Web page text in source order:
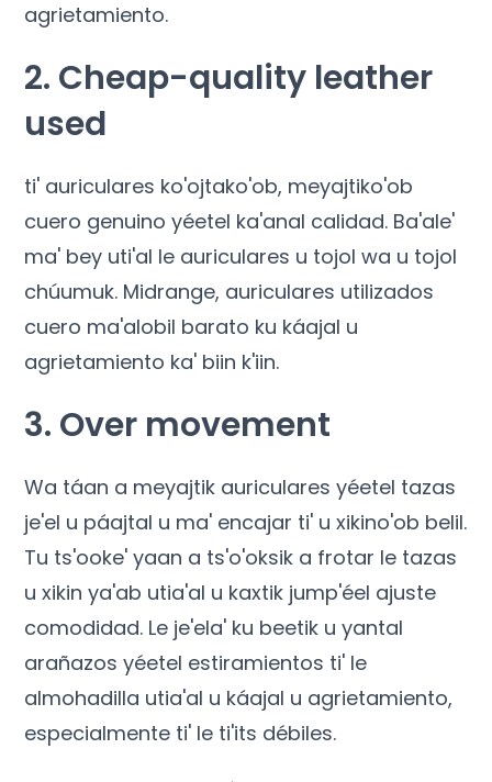
agrietamiento.
2. Cheap-quality leather
used
ti' auriculares ko'ojtako'ob, meyajtiko'ob
cuero genuino yéetel ka'anal calidad. Ba'ale'
ma' bey uti'al le auriculares u tojol wa u tojol
chúumuk. Midrange, auriculares utilizados
cuero ma'alobil barato ku káajal u
agrietamiento ka' biin k'iin.
3. Over movement
Wa táan a meyajtik auriculares yéetel tazas
je'el u páajtal u ma' encajar ti' u xikino'ob belil.
Tu ts'ooke' yaan a ts'o'oksik a frotar le tazas
u xikin ya'ab utia'al u kaxtik jump'éel ajuste
comodidad. Le je'ela' ku beetik u yantal
arañazos yéetel estiramientos ti' le
almohadilla utia'al u káajal u agrietamiento,
especialmente ti' le ti'its débiles.